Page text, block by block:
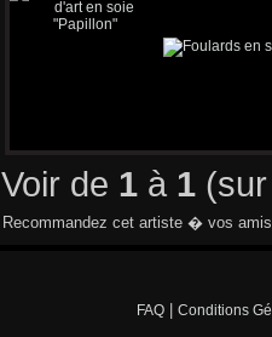
Voir de 1 à 1
Recommandez cet artiste � vos
FAQ Conditions